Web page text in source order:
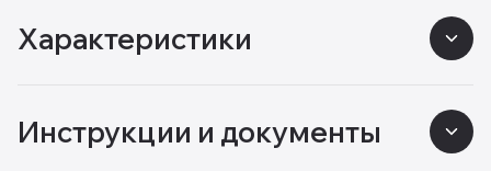
Характеристики
Инструкции и документы